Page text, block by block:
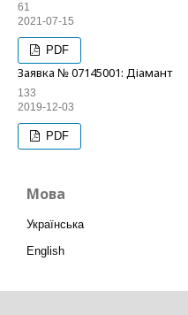
61
2021-07-15
PDF
Заявка № 07145001: Діамант
133
2019-12-03
PDF
Мова
Українська
English